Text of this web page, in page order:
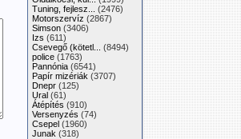
Tuning, fejlesz...
(2476)
Motorszervíz (2867)
Simson (3406)
Izs (611)
Csevegő (kötetl...
(8494)
police (1763)
Pannónia (6541)
Papír mizériák (3707)
Dnepr (125)
Ural (61)
Átépítés (910)
Versenyzés (74)
Csepel (1960)
Junak (318)